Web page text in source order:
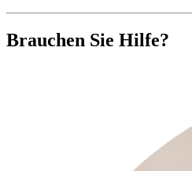
Brauchen Sie Hilfe?